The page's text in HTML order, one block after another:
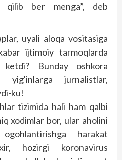
qilib ber menga”, deb
uyali aloqa vositasiga
ijtimoiy tarmoqlarda
Bunday oshkora
yig'inlarga jurnalistlar,
ku!
tizimida hali ham qalbi
xodimlar bor, ular aholini
harakat
hozirgi koronavirus